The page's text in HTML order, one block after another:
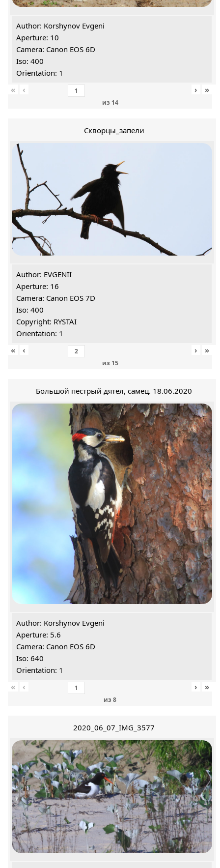
Author: Korshynov Evgeni
Aperture: 10
Camera: Canon EOS 6D
Iso: 400
Orientation: 1
«
‹
из 14
› »
Скворцы_запели
Author: EVGENII
Aperture: 16
Camera: Canon EOS 7D
Iso: 400
Copyright: RYSTAI
Orientation: 1
«
‹
из 15
› »
Большой пестрый дятел, самец. 18.06.2020
Author: Korshynov Evgeni
Aperture: 5.6
Camera: Canon EOS 6D
Iso: 640
Orientation: 1
«
‹
из 8
› »
2020_06_07_IMG_3577